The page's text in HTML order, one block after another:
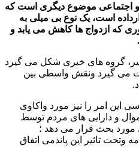
و اجتماعی موضوع دیگری است که
است، یک نوع بی میلی به
که ازدواج ها کاهش می یابد و
گروه های خیری شکل می گیرد
می گیرد ونقش واسطی بین
این امر را نیز مورد واکاوی
و دارایی های مردم توسط
بحث قرار می دهد ؛
تاثیر این پاندمی اتفاق